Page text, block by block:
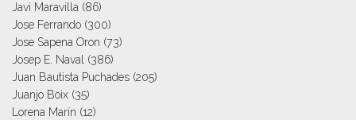
Javi Maravilla (86)
Jose Ferrando (300)
Jose Sapena Oron (73)
Josep E. Naval
(386)
Juan Bautista Puchades (205)
Juanjo Boix (35)
Lorena Marín (12)